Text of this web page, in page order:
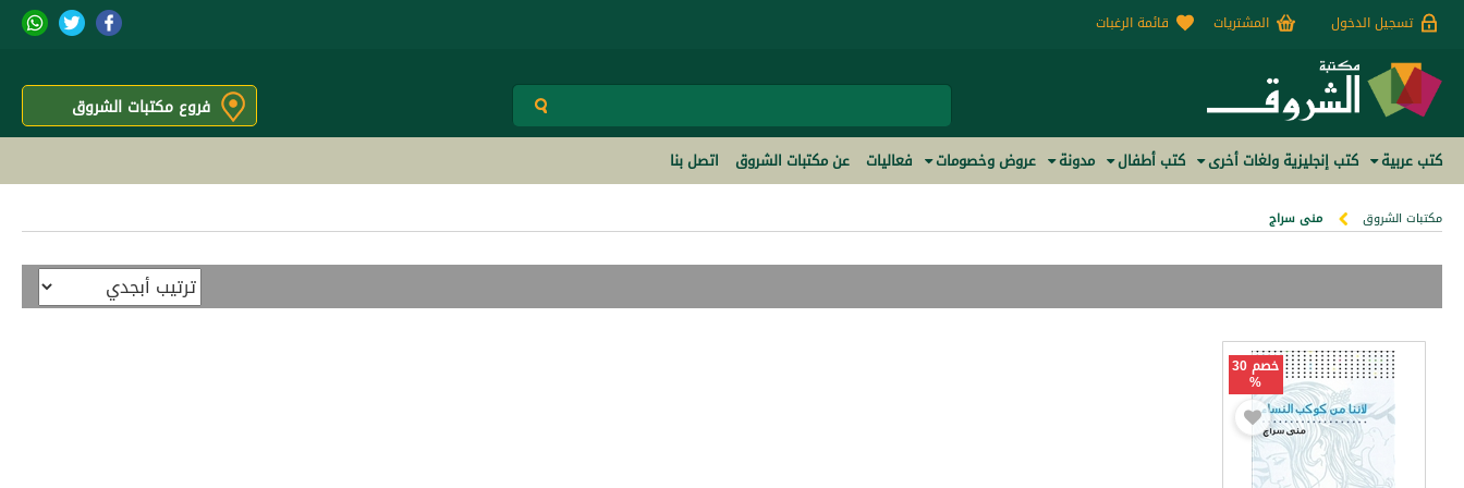
تسجيل الدخول المشتريات قائمة الرغبات
فروع مكتبات الشروق
كتب عربية كتب إنجليزية ولغات أخرى كتب أطفال مدونة عروض وخصومات فعاليات عن مكتبات الشروق اتصل بنا
مكتبات الشروق منى سراج
خصم 30
%